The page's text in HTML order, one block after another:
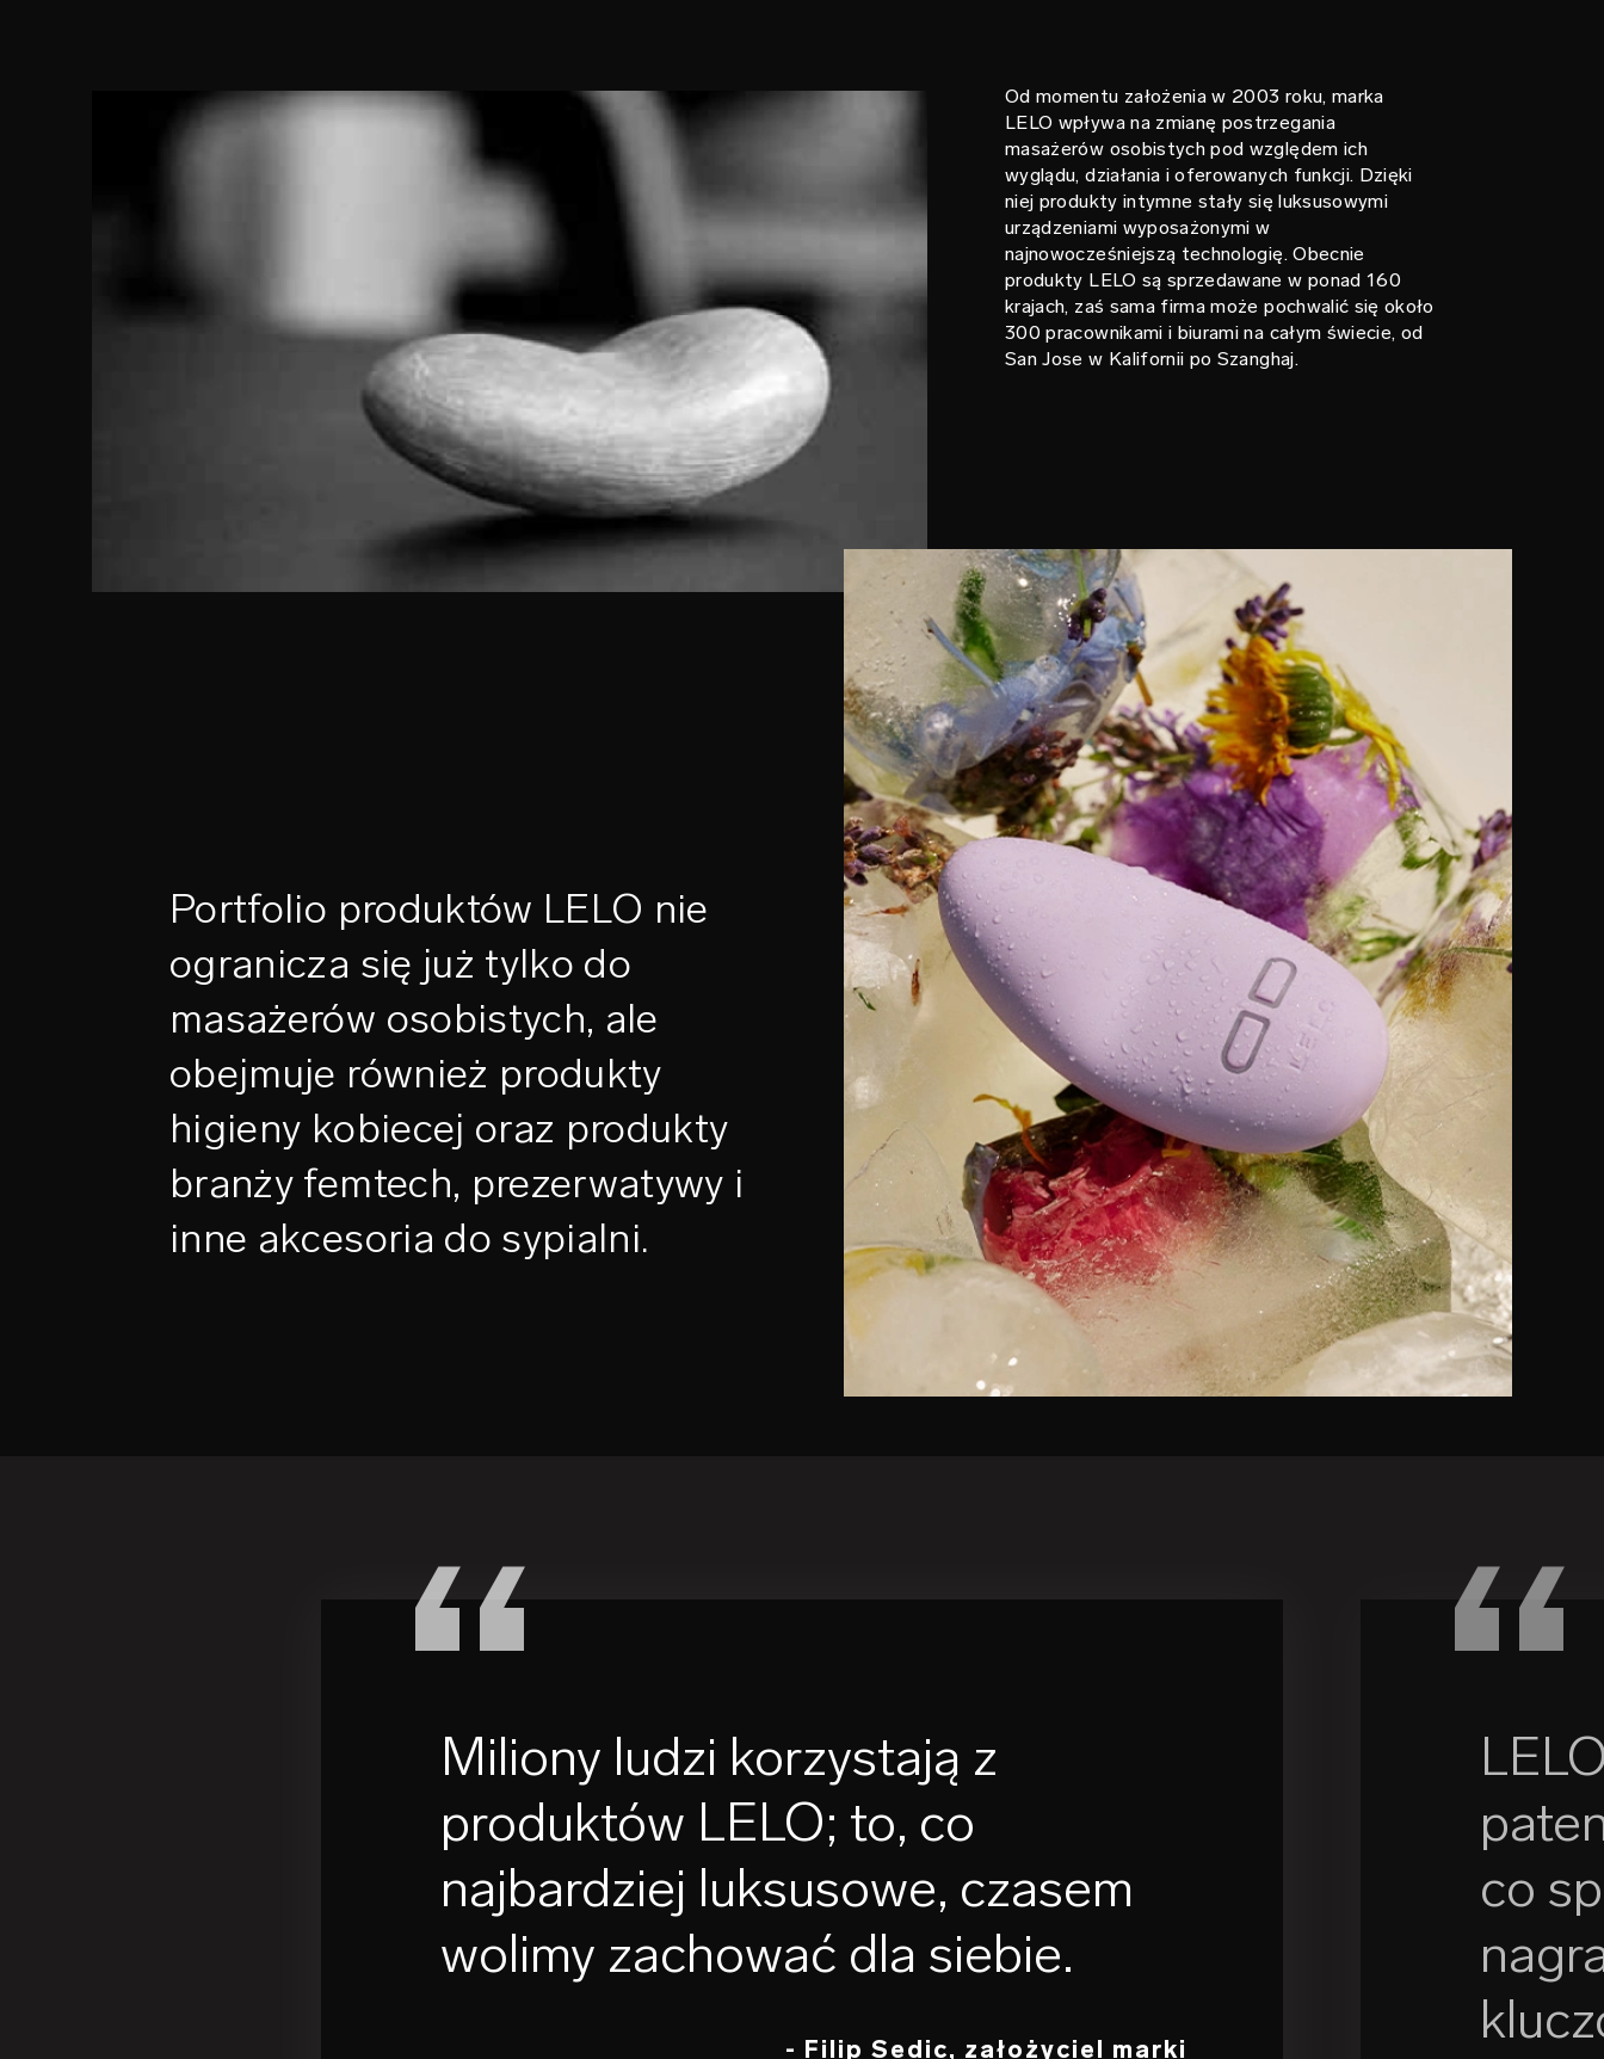
Od momentu założenia w 2003 roku, marka
LELO wpływa na zmianę postrzegania
masażerów osobistych pod względem ich
wyglądu, działania i oferowanych funkcji. Dzięki
niej produkty intymne stały się luksusowymi
urządzeniami wyposażonymi w
najnowocześniejszą technologię. Obecnie
produkty LELO są sprzedawane w ponad 160
krajach, zaś sama firma może pochwalić się około
300 pracownikami i biurami na całym świecie, od
San Jose w Kalifornii po Szanghaj.
Portfolio produktów LELO nie
ogranicza się już tylko do
masażerów osobistych, ale
obejmuje również produkty
higieny kobiecej oraz produkty
branży femtech, prezerwatywy i
inne akcesoria do sypialni.
Miliony ludzi korzystają z
produktów LELO; to, co
najbardziej luksusowe, czasem
wolimy zachować dla siebie.
- Filip Sedic, założyciel marki
co